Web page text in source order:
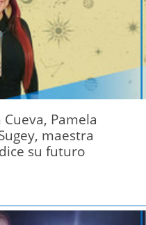
Pamela
maestra
su futuro